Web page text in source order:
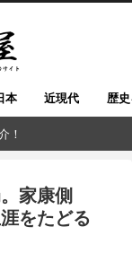
本 近現代 歴
！
家康側
をたどる